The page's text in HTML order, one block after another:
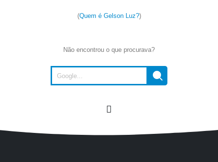
(Quem é Gelson Luz?)
Não encontrou o que procurava?